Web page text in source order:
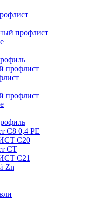
профлист
профлист
профлист
С8 0,4 РЕ
С20
СТ
С21
Zn